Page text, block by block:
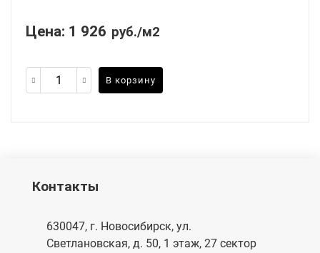
Цена: 1 926 руб./м2
В корзину
Контакты
630047, г. Новосибирск, ул.
Светлановская, д. 50, 1 этаж, 27 сектор